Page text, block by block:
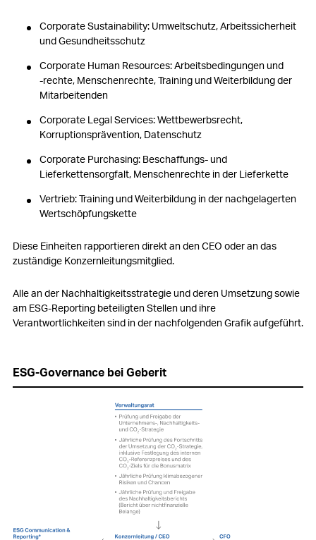
Corporate Sustainability: Umweltschutz, Arbeitssicherheit
und Gesundheitsschutz
Corporate Human Resources: Arbeitsbedingungen und
‑rechte, Menschenrechte, Training und Weiterbildung der
Mitarbeitenden
Corporate Legal Services: Wettbewerbsrecht,
Korruptionsprävention, Datenschutz
Corporate Purchasing: Beschaffungs- und
Lieferkettensorgfalt, Menschenrechte in der Lieferkette
Vertrieb: Training und Weiterbildung in der nachgelagerten
Wertschöpfungskette
Diese Einheiten rapportieren direkt an den CEO oder an das
zuständige Konzernleitungsmitglied.
Alle an der Nachhaltigkeitsstrategie und deren Umsetzung sowie
am ESG-Reporting beteiligten Stellen und ihre
Verantwortlichkeiten sind in der nachfolgenden Grafik aufgeführt.
ESG-Governance bei Geberit